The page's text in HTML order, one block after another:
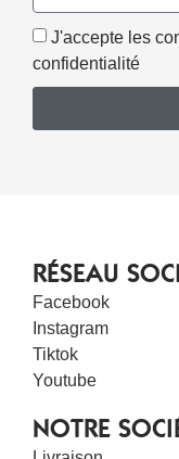
J'accepte les
confidentialité
RÉSEAU
Facebook
Instagram
Tiktok
Youtube
NOTRE